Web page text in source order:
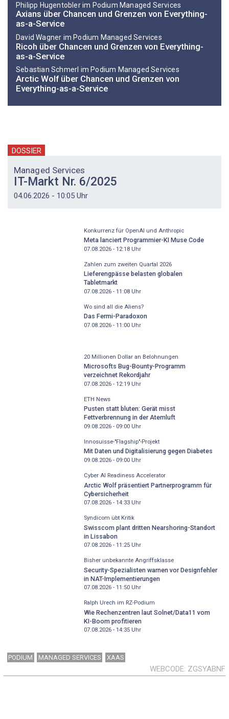
Philipp ­Hugentobler im Podium Managed Services
Axians über Chancen und Grenzen von Everything-
as-a-Service
David Wagner im Podium Managed Services
Ricoh über Chancen und Grenzen von Everything-
as-a-Service
Sebastian Schmerl im Podium Managed Services
Arctic Wolf über Chancen und Grenzen von
Everything-as-a-Service
DOSSIER
Managed Services
IT-Markt Nr. 6/2025
04.06.2026 - 10:05 Uhr
Konkurrenz für OpenAI und Anthropic
Meta lanciert Programmier-KI Muse Code
07.08.2026 - 12:18Uhr
Zahlen zum zweiten Quartal 2026
Lieferengpässe belasten globalen
Tabletmarkt
07.08.2026 - 11:08Uhr
Wo sind all die Aliens?
Das Fermi-Paradoxon
07.08.2026 - 11:00Uhr
20 Millionen Dollar an Belohnungen
Microsofts Bug-Bounty-Programm
verzeichnet Rekordjahr
07.08.2026 - 12:19Uhr
ETH News
Pusten statt bluten: Gerät misst
Fettverbrennung in der Atemluft
09.08.2026 - 09:00Uhr
Innosuisse-"Flagship"-Projekt
Mit Daten und Digitalisierung gegen Diabetes
09.08.2026 - 09:00Uhr
Cyber AI Readiness Accelerator
Arctic Wolf präsentiert Partnerprogramm für
Cybersicherheit
07.08.2026 - 14:33Uhr
Syndicom übt Kritik
Swisscom plant dritten Nearshoring-Standort
in Lissabon
07.08.2026 - 11:25Uhr
Bisher unbekannte Angriffsklasse
Security-Spezialisten warnen vor Designfehler
in NAT-Implementierungen
07.08.2026 - 11:50Uhr
Ralph Urech im RZ-Podium
Wie Rechenzentren laut Solnet/Data11 vom
KI-Boom profitieren
07.08.2026 - 14:35Uhr
PODIUM MANAGED SERVICES XAAS
WEBCODE ZGSYABNF